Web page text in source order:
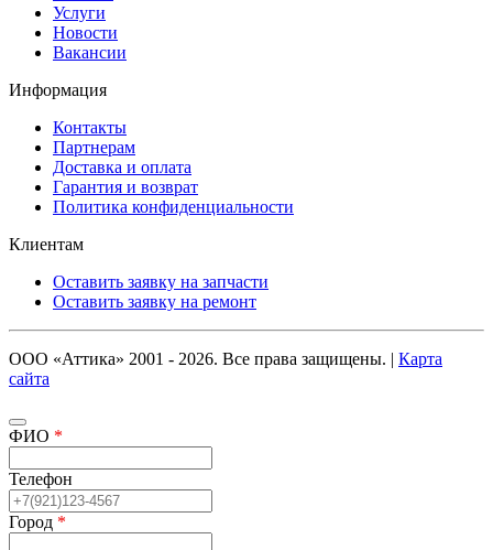
Услуги
Новости
Вакансии
Информация
Контакты
Партнерам
Доставка и оплата
Гарантия и возврат
Политика конфиденциальности
Клиентам
Оставить заявку на запчасти
Оставить заявку на ремонт
ООО «Аттика» 2001 - 2026. Все права защищены. | Карта
сайта
ФИО *
Телефон
Город *